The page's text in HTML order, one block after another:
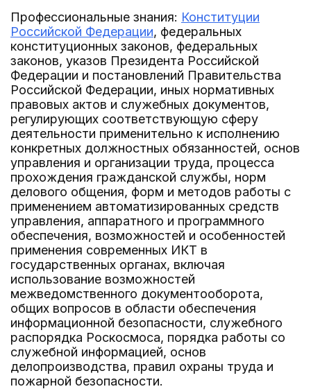
Профессиональные знания: Конституции
Российской Федерации, федеральных
конституционных законов, федеральных
законов, указов Президента Российской
Федерации и постановлений Правительства
Российской Федерации, иных нормативных
правовых актов и служебных документов,
регулирующих соответствующую сферу
деятельности применительно к исполнению
конкретных должностных обязанностей, основ
управления и организации труда, процесса
прохождения гражданской службы, норм
делового общения, форм и методов работы с
применением автоматизированных средств
управления, аппаратного и программного
обеспечения, возможностей и особенностей
применения современных ИКТ в
государственных органах, включая
использование возможностей
межведомственного документооборота,
общих вопросов в области обеспечения
информационной безопасности, служебного
распорядка Роскосмоса, порядка работы со
служебной информацией, основ
делопроизводства, правил охраны труда и
пожарной безопасности.